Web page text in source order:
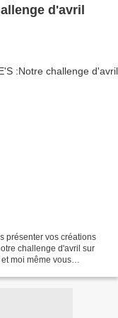
d'avril
présenter vos créations
challenge d'avril sur
moi même vous